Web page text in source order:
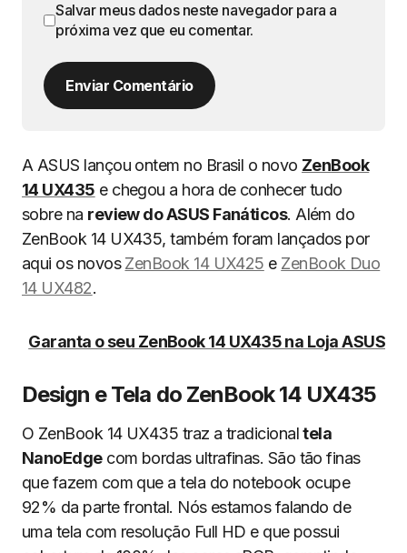
Salvar meus dados neste navegador para a
próxima vez que eu comentar.
Enviar Comentário
A ASUS lançou ontem no Brasil o novo ZenBook
14 UX435 e chegou a hora de conhecer tudo
sobre na review do ASUS Fanáticos. Além do
ZenBook 14 UX435, também foram lançados por
aqui os novosZenBook 14 UX425 e ZenBook Duo
14 UX482.
Garanta o seu ZenBook 14 UX435 na Loja ASUS
Design e Tela do ZenBook 14 UX435
O ZenBook 14 UX435 traz a tradicionaltela
NanoEdgecom bordas ultrafinas. São tão finas
que fazem com que a tela do notebook ocupe
92% da parte frontal. Nós estamos falando de
uma tela com resolução Full HD e que possui